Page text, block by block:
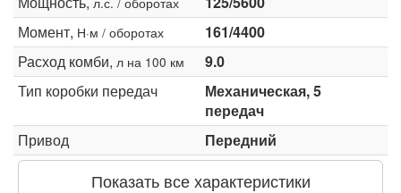
Момент, Н·м / оборотах
161/4400
Расход комби, л на 100 км
9.0
Тип коробки передач
Механическая, 5
передач
Привод
Передний
Показать все характеристики